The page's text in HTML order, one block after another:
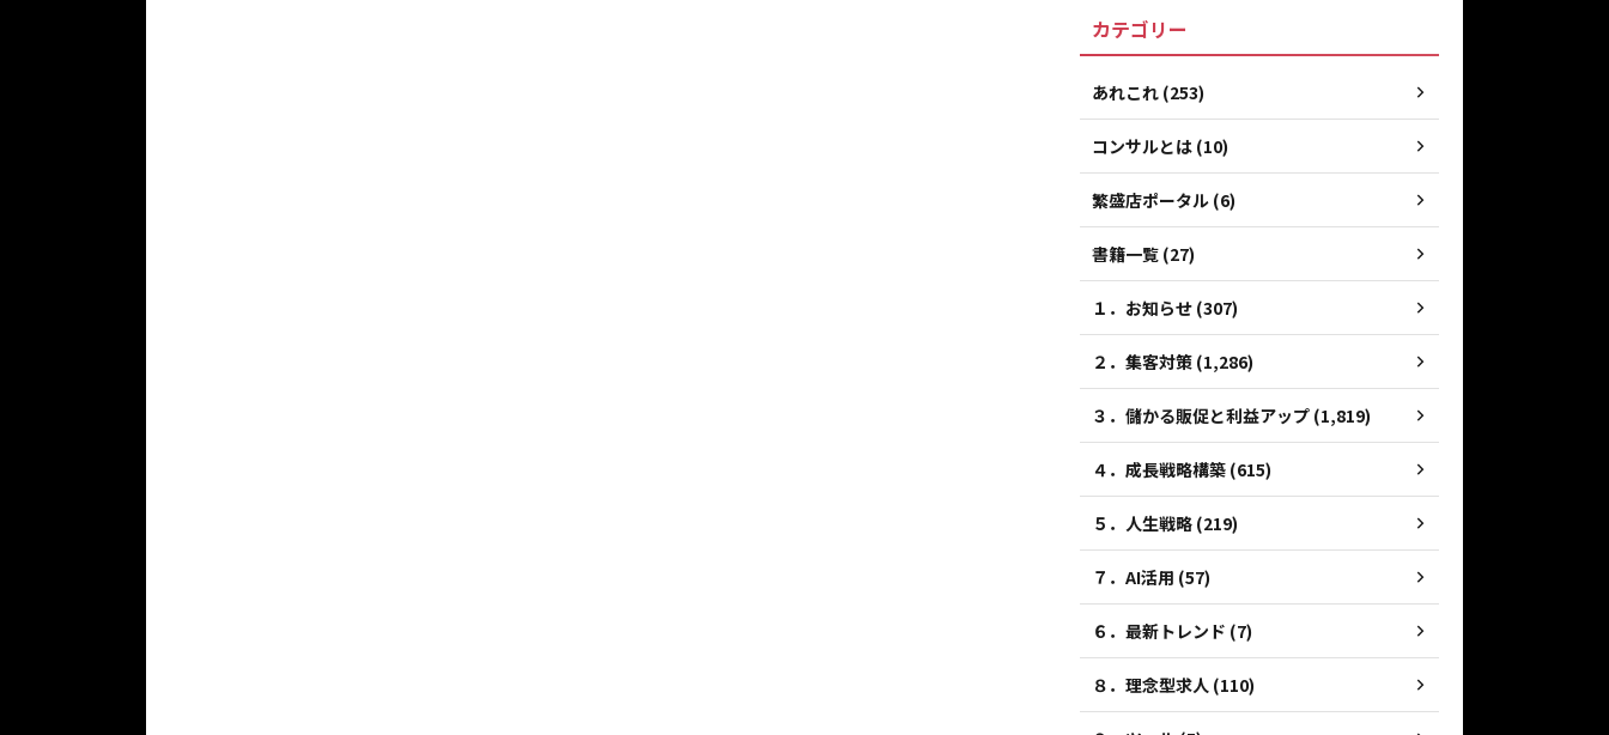
カテゴリー
あれこれ (253)
コンサルとは (10)
繁盛店ポータル (6)
書籍一覧 (27)
１．お知らせ (307)
２．集客対策 (1,286)
３．儲かる販促と利益アップ (1,819)
４．成長戦略構築 (615)
５．人生戦略 (219)
７．AI活用 (57)
６．最新トレンド (7)
８．理念型求人 (110)